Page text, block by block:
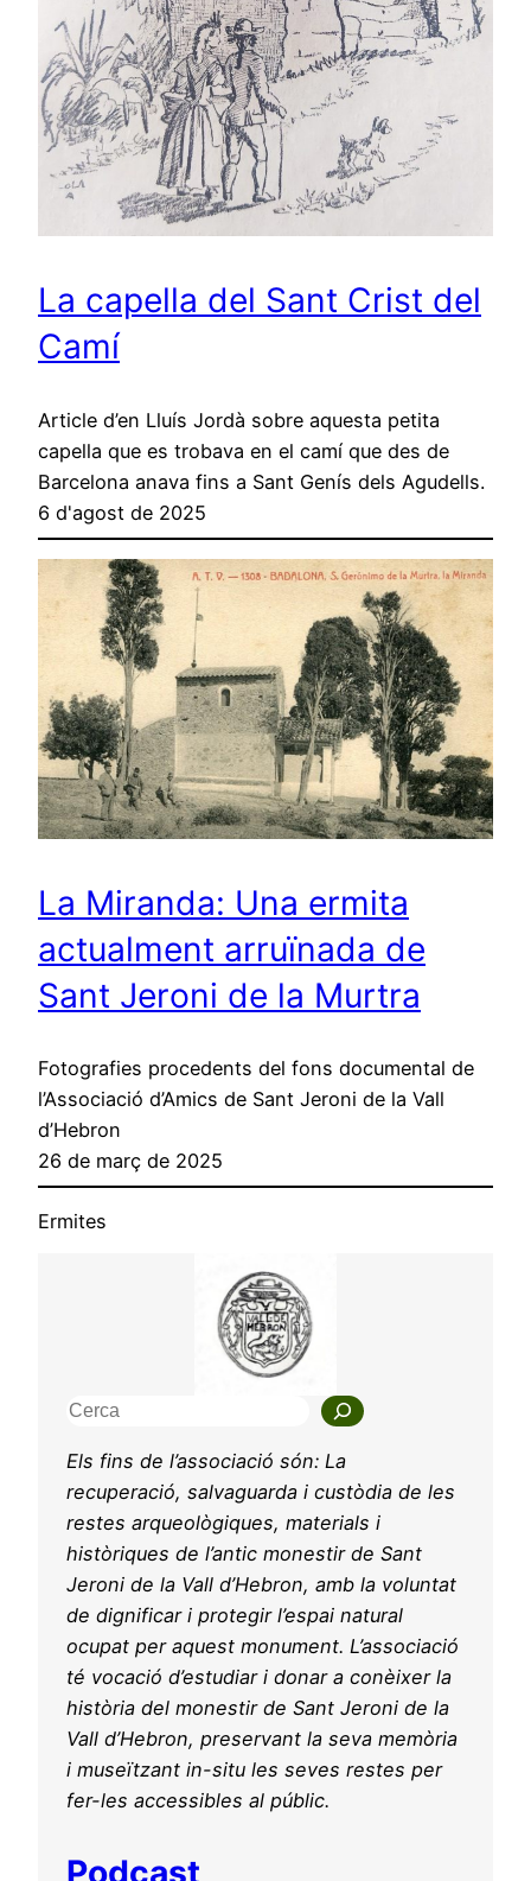
La capella del Sant Crist del
Camí
Article d’en Lluís Jordà sobre aquesta petita
capella que es trobava en el camí que des de
Barcelona anava fins a Sant Genís dels Agudells.
6 d'agost de 2025
La Miranda: Una ermita
actualment arruïnada de
Sant Jeroni de la Murtra
Fotografies procedents del fons documental de
l’Associació d’Amics de Sant Jeroni de la Vall
d’Hebron
26 de març de 2025
Ermites
C
r
c
a
Els fins de l’associació són: La
recuperació, salvaguarda i custòdia de les
restes arqueològiques, materials i
històriques de l’antic monestir de Sant
Jeroni de la Vall d’Hebron, amb la voluntat
de dignificar i protegir l’espai natural
ocupat per aquest monument. L’associació
té vocació d’estudiar i donar a conèixer la
història del monestir de Sant Jeroni de la
Vall d’Hebron, preservant la seva memòria
i museïtzant in-situ les seves restes per
fer-les accessibles al públic.
Podcast